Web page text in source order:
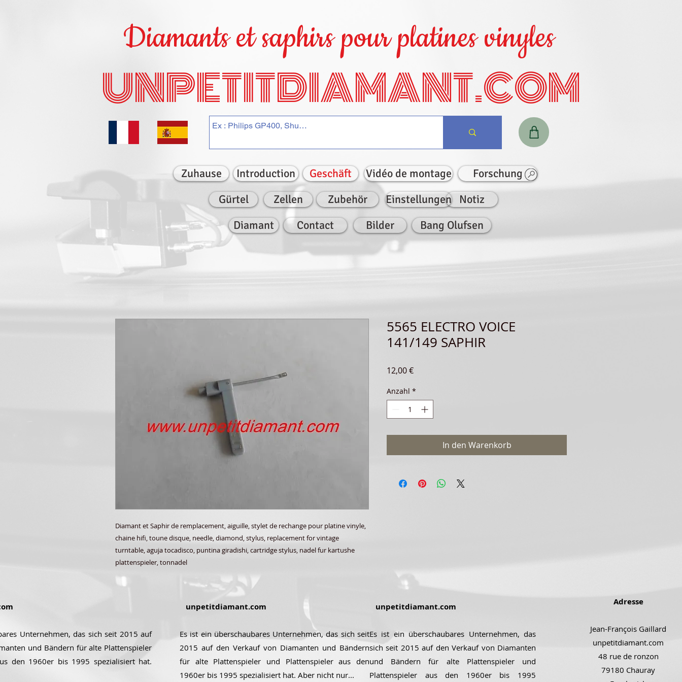
Diamants et saphirs pour platines vinyles
UNPETITDIAMANT.COM
Zuhause Introduction Geschäft Vidéo de montage
Forschung
Gürtel
Zellen Zubehör Einstellungen
Notiz
Diamant
Contact Bilder Bang Olufsen
Diamant et Saphir de remplacement,aiguille, stylet de rechange pour platine vinyle,
chaine hifi, toune disque, needle, diamond, stylus, replacement for vintage
turntable, aguja tocadisco, puntina giradishi, cartridge stylus, nadel fur kartushe
plattenspieler, tonnadel
5565 ELECTRO VOICE
141/149 SAPHIR
12,00 €Preis
Anzahl *
In den Warenkorb
Unternehmen, das sich seit 2015 auf
und Bändern für alte Plattenspieler
den 1960er bis 1995 spezialisiert hat.
unpetitdiamant.com
Es ist ein überschaubares Unternehmen, das sich seit
2015 auf den Verkauf von Diamanten und Bändern
für alte Plattenspieler und Plattenspieler aus den
1960er bis 1995 spezialisiert hat. Aber nicht nur...
unpetitdiamant.com
Es ist ein überschaubares Unternehmen, das
sich seit 2015 auf den Verkauf von Diamanten
und Bändern für alte Plattenspieler und
Plattenspieler aus den 1960er bis 1995
Adresse
Jean-François Gaillard
unpetitdiamant.com
48 rue de ronzon
79180 Chauray